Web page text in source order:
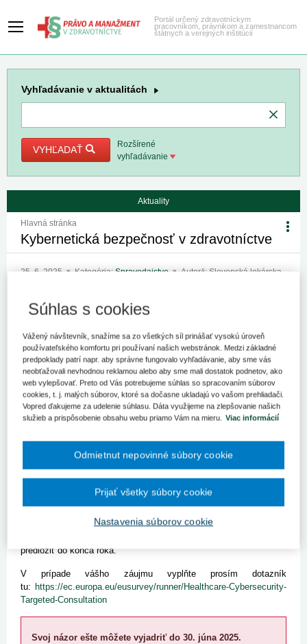
Portál určený zdravotníckym
pracovníkom, právnikom a zamestnancom
štátnych a verejných inštitúcií
Vyhľadávanie v aktualitách
VYHĽADAŤ
Rozšírené
vyhľadávanie
Aktuality
Hlavná stránka
Kybernetická bezpečnosť v zdravotníctve
25. 6. 2025 Kategória: Spravodajstvo
Autor/i: Slovenská lekárska
Digitalizácia už dávno vstúpila aj do zdravotnej starostlivosti, kde
sú však potenciálne kybernetické útoky, ktoré, ak udrú naplno,
môžu zdravotnú starostlivosť ohroziť. V posledných rokoch sa
počet incidentov skutočne zvýšil, je ich viac než v ktoromkoľvek
inom kritickom odvetví v EÚ.
Európska komisia začiatkom tohto roka predstavila akčný plán na
ochranu zdravotníctva, ktorý sa zaoberá konkrétnymi a
naliehavými hrozbami, ktorým toto odvetvie čelí. S cieľom
načrtnuté, začala Európska komisia konzultácie k akčnému plánu.
Do 30. júna chce zbierať informácie z celého zdravotníckeho
sektora (zdravotnícki pracovníci, zdravotnícke orgány, odborníci v
oblasti dodržiavania predpisov a ochrany údajov, odborníci v
obec...), a vyzýva zainteresovaných, aby sa podelili o svoje
predložiť do konca roka.
V prípade vášho záujmu vyplňte prosím dotazník
tu: https://ec.europa.eu/eusurvey/runner/Healthcare-Cybersecurity-
Targeted-Consultation
Svoj názor ešte môžete vyjadriť do 30. júna 2025.
Súhlas s cookies
Vážený návštevník, snažíme sa zo všetkých síl prinášať vysokú úroveň
používateľského komfortu pri používaní našich webstránok. Medzi základné
predpoklady patrí napr. aby správne fungovalo vyhľadávanie, aby sme vás
neobťažovali nevhodnou reklamou alebo aby sme mali dostatok podnetov, ako
web vylepšovať. Preto od Vás potrebujeme súhlas so spracovaním súborov
cookies, t. j. malých súborov, ktoré sa dočasne ukladajú vo vašom prehliadači.
Vopred ďakujeme za udelenie súhlasu. Dáta využijeme na zlepšovanie našich
služieb a prispôsobenie obsahu webu priamo Vám na mieru.
Viac informácií
Nastavenia súborov cookie
Odmietnut nepovinné súbory cookie
Prijať všetky súbory cookie